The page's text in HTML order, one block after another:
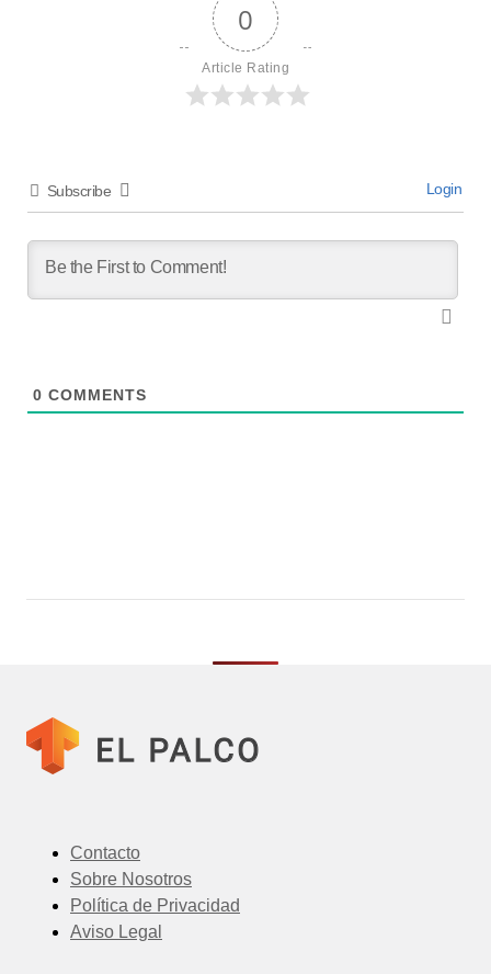
0
Article Rating
Subscribe Login
0 COMMENTS
Contacto
Sobre Nosotros
Política de Privacidad
Aviso Legal